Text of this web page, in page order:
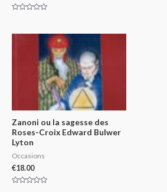
of
Zanoni ou la sagesse des
Roses-Croix Edward Bulwer
Lyton
Occasions
€18.00